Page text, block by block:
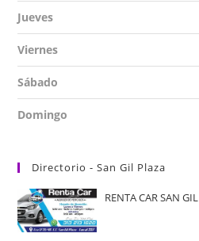
Jueves
Viernes
Sábado
Domingo
Directorio - San Gil Plaza
RENTA CAR SAN GIL